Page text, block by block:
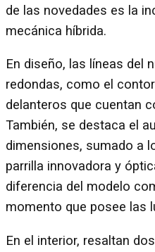
de las novedades es la
mecánica híbrida.
En diseño, las líneas del
redondas, como el
delanteros que cuentan
También, se destaca el
dimensiones, sumado a
parrilla innovadora y
diferencia del modelo
momento que posee las
En el interior, resaltan